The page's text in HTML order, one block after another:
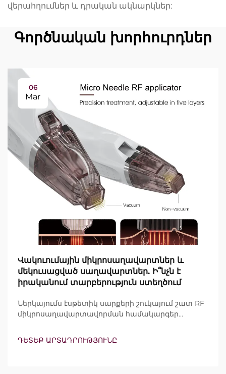
վերահղումներ և դրական ակնարկներ:
Գործնական խորհուրդներ
06
Mar
Վակուումային միկրոսաղավարտներ և
մեկուսացված սաղավարտներ. Ի՞նչն է
իրականում տարբերություն ստեղծում
Ներկայումս էսթետիկ սարքերի շուկայում շատ RF
միկրոսաղավարտավորման համակարգեր
Սակայն իրական հարցը ոչ թե այն է, թե արդյոք
ԴԵՏԵՔ ԱՐՏԱԴՐՈՒԹՅՈՒՆԸ